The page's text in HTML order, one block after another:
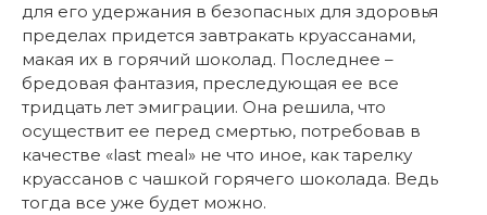
для его удержания в безопасных для здоровья
пределах придется завтракать круассанами,
макая их в горячий шоколад. Последнее –
бредовая фантазия, преследующая ее все
тридцать лет эмиграции. Она решила, что
осуществит ее перед смертью, потребовав в
качестве «last meal» не что иное, как тарелку
круассанов с чашкой горячего шоколада. Ведь
тогда все уже будет можно.